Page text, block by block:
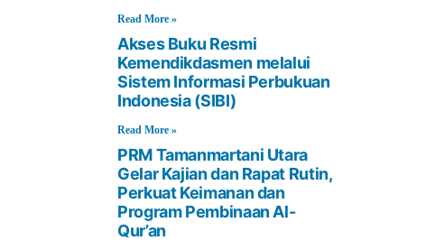
Read More »
Akses Buku Resmi
Kemendikdasmen melalui
Sistem Informasi Perbukuan
Indonesia (SIBI)
Read More »
PRM Tamanmartani Utara
Gelar Kajian dan Rapat Rutin,
Perkuat Keimanan dan
Program Pembinaan Al-
Qur’an